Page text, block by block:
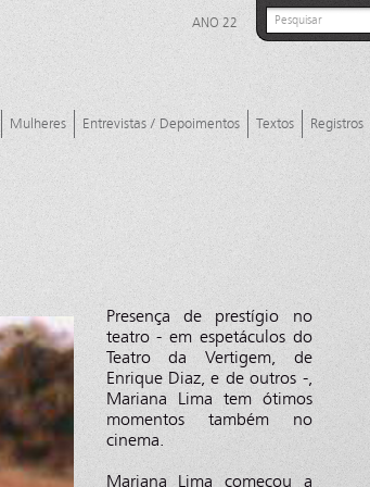
ANO 22
Mulheres Entrevistas / Depoimentos Textos Registros
Presença de prestígio no
teatro - em espetáculos do
Teatro da Vertigem, de
Enrique Diaz, e de outros -,
Mariana Lima tem ótimos
momentos também no
cinema.
Mariana Lima começou a